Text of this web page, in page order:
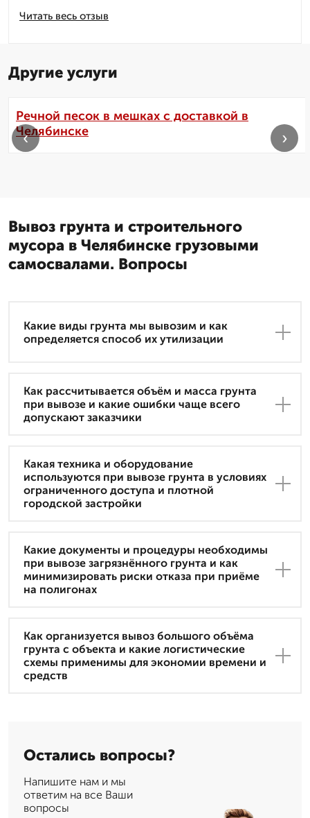
Читать весь отзыв
Другие услуги
Речной песок в мешках с доставкой в
Челябинске
‹ ›
Вывоз грунта и строительного
мусора в Челябинске грузовыми
самосвалами. Вопросы
Какие виды грунта мы вывозим и как
определяется способ их утилизации
Как рассчитывается объём и масса грунта
при вывозе и какие ошибки чаще всего
допускают заказчики
Какая техника и оборудование
используются при вывозе грунта в условиях
ограниченного доступа и плотной
городской застройки
Какие документы и процедуры необходимы
при вывозе загрязнённого грунта и как
минимизировать риски отказа при приёме
на полигонах
Как организуется вывоз большого объёма
грунта с объекта и какие логистические
схемы применимы для экономии времени и
средств
Остались вопросы?
Напишите нам и мы
ответим на все Ваши
вопросы